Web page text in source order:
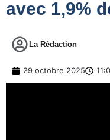
avec 1,9%
La Rédaction
29 octobre 2025